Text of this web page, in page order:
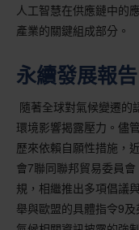
人工智慧在供應鏈中的
產業的關鍵組成部分。
永續發展報
隨著全球對氣候變遷的
環境影響揭露壓力。儘
歷來依賴自願性措施，
會7聯同聯邦貿易委員
規，相繼推出多項倡議
舉與歐盟的具體指令9